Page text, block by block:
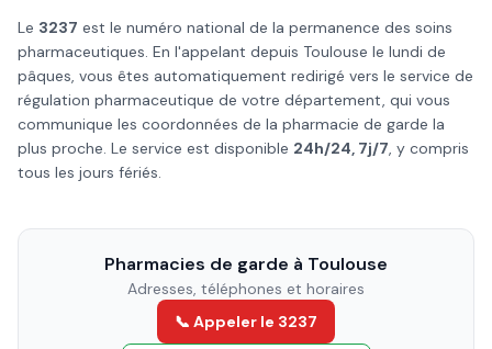
Le 3237 est le numéro national de la permanence des soins
pharmaceutiques. En l'appelant depuis Toulouse le lundi de
pâques, vous êtes automatiquement redirigé vers le service de
régulation pharmaceutique de votre département, qui vous
communique les coordonnées de la pharmacie de garde la
plus proche. Le service est disponible 24h/24, 7j/7, y compris
tous les jours fériés.
Pharmacies de garde à Toulouse
Adresses, téléphones et horaires
📞 Appeler le 3237